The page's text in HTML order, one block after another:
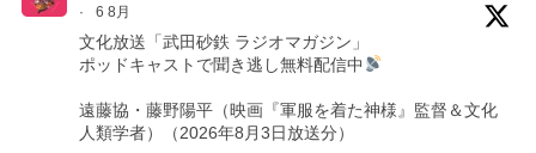
·
6 8月
文化放送「武田砂鉄 ラジオマガジン」
ポッドキャストで聞き逃し無料配信中
遠藤協・藤野陽平（映画『軍服を着た神様』監督＆文化
人類学者）（2026年8月3日放送分）